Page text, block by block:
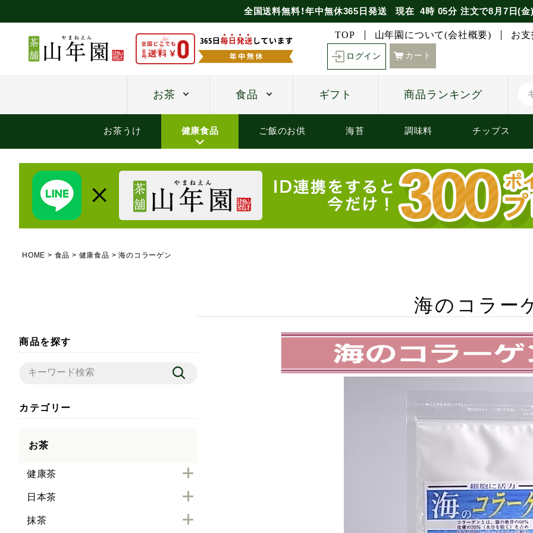
全国送料無料！年中無休365日発送 現在 4時 05分注文で8月7日(金
TOP 山年園について(会社概要) お
ログイン カート
お茶 食品 ギフト 商品ランキング
お茶うけ 健康食品 ご飯のお供 海苔 調味料 チップス
HOME 食品 健康食品 海のコラーゲン
商品を探す
カテゴリー
お茶
健康茶
日本茶
抹茶
海のコラー